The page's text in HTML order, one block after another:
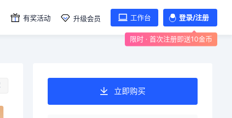
有奖活动 升级会员 工作台 登录/注册
限时 · 首次注册即送10金币
立即购买